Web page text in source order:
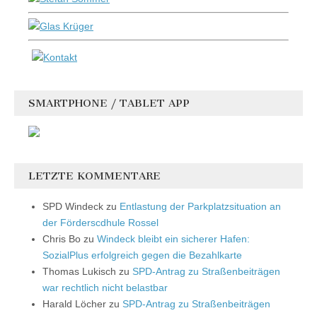
SMARTPHONE / TABLET APP
LETZTE KOMMENTARE
SPD Windeck zu Entlastung der Parkplatzsituation an
der Förderscdhule Rossel
Chris Bo zu Windeck bleibt ein sicherer Hafen:
SozialPlus erfolgreich gegen die Bezahlkarte
Thomas Lukisch zu SPD-Antrag zu Straßenbeiträgen
war rechtlich nicht belastbar
Harald Löcher zu SPD-Antrag zu Straßenbeiträgen